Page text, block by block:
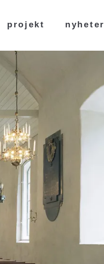
projekt nyheter